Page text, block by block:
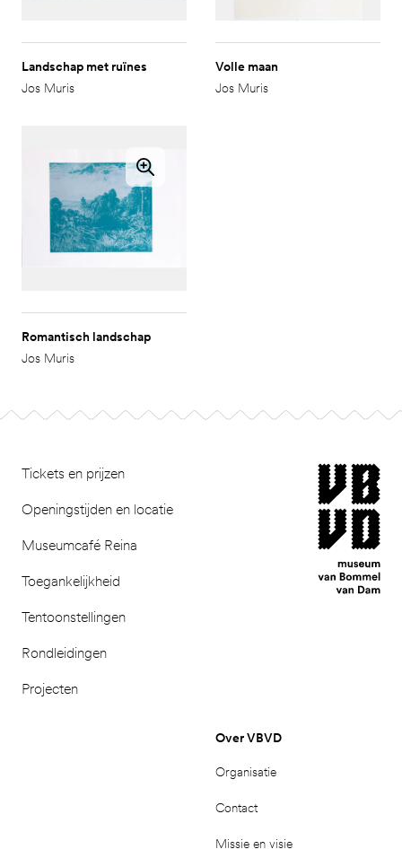
Landschap met ruïnes
Jos Muris
Volle maan
Jos Muris
Romantisch landschap
Jos Muris
Tickets en prijzen
Openingstijden en locatie
Museumcafé Reina
Toegankelijkheid
Tentoonstellingen
Rondleidingen
Projecten
museum van
Over VBVD
Organisatie
Contact
Missie en visie